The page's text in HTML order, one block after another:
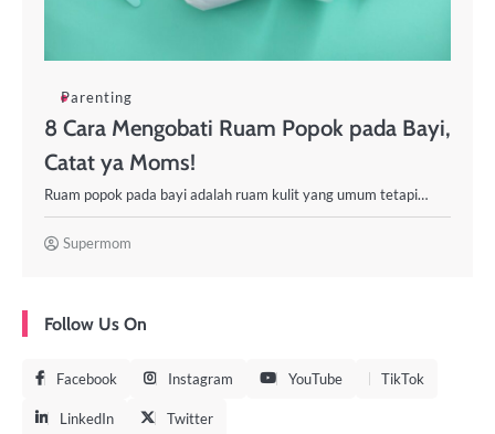
Parenting
8 Cara Mengobati Ruam Popok pada Bayi,
Catat ya Moms!
Ruam popok pada bayi adalah ruam kulit yang umum tetapi…
Supermom
Follow Us On
Facebook Instagram YouTube TikTok
LinkedIn Twitter